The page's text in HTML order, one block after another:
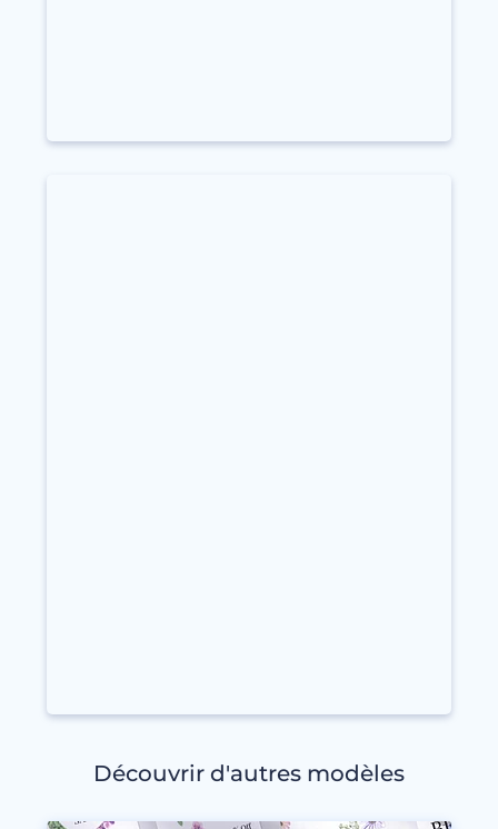
Découvrir d'autres modèles